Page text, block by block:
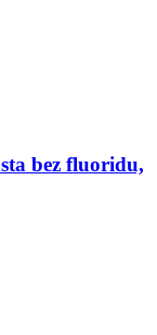
bez fluoridu,